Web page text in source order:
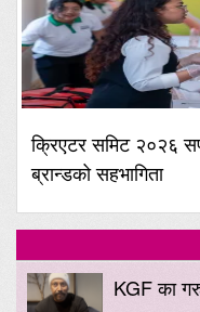
क्रिएटर समिट २०२६
ब्रान्डको सहभागिता
KGF का